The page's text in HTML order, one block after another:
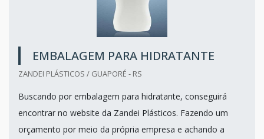
EMBALAGEM PARA HIDRATANTE
ZANDEI PLÁSTICOS / GUAPORÉ - RS
Buscando por embalagem para hidratante, conseguirá
encontrar no website da Zandei Plásticos. Fazendo um
orçamento por meio da própria empresa e achando a